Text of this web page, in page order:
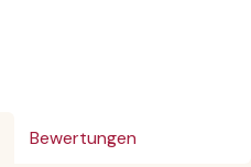
Bewertungen